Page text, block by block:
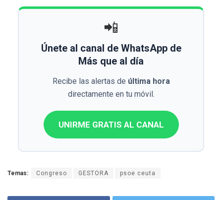
📲
Únete al canal de WhatsApp de
Más que al día
Recibe las alertas de última hora
directamente en tu móvil.
UNIRME GRATIS AL CANAL
Temas: Congreso GESTORA psoe ceuta